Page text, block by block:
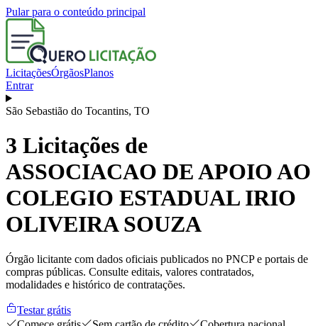
Pular para o conteúdo principal
LicitaçõesÓrgãosPlanos
Entrar
São Sebastião do Tocantins, TO
3 Licitações de
ASSOCIACAO DE APOIO AO
COLEGIO ESTADUAL IRIO
OLIVEIRA SOUZA
Órgão licitante com dados oficiais publicados no PNCP e portais de
compras públicas. Consulte editais, valores contratados,
modalidades e histórico de contratações.
Testar grátis